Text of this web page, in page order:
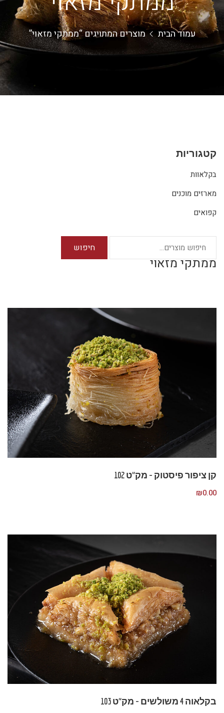
עמוד הבית מוצרים המתויגים “ממתקי מזאוי”
קטגוריות
בקלאוות
מארזים מוכנים
קפואים
חיפוש
ממתקי מזאוי
קן ציפור פיסטוק – מק”ט 102
₪0.00
בקלאוה 4 משולשים – מק”ט 103